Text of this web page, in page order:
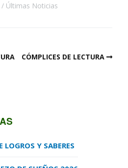
Últimas Noticias
CÓMPLICES DE LECTURA
LOGROS Y SABERES